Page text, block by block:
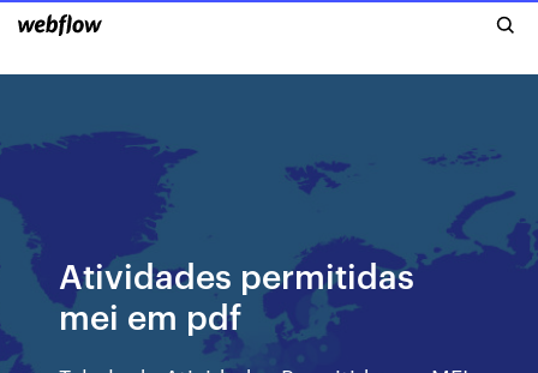
Atividades permitidas
mei em pdf